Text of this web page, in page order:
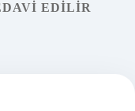
EDILIR